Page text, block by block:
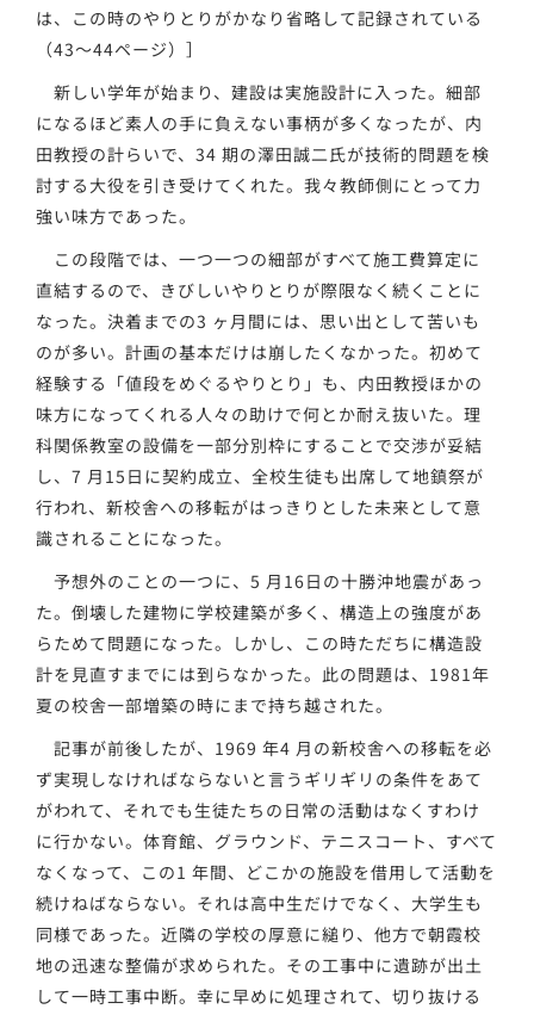
は、この時のやりとりがかなり省略して記録されている
（43～44ページ）］
新しい学年が始まり、建設は実施設計に入った。細部
になるほど素人の手に負えない事柄が多くなったが、内
田教授の計らいで、34 期の澤田誠二氏が技術的問題を検
討する大役を引き受けてくれた。我々教師側にとって力
強い味方であった。
この段階では、一つ一つの細部がすべて施工費算定に
直結するので、きびしいやりとりが際限なく続くことに
なった。決着までの3 ヶ月間には、思い出として苦いも
のが多い。計画の基本だけは崩したくなかった。初めて
経験する「値段をめぐるやりとり」も、内田教授ほかの
味方になってくれる人々の助けで何とか耐え抜いた。理
科関係教室の設備を一部分別枠にすることで交渉が妥結
し、7 月15日に契約成立、全校生徒も出席して地鎮祭が
行われ、新校舎への移転がはっきりとした未来として意
識されることになった。
予想外のことの一つに、5 月16日の十勝沖地震があっ
た。倒壊した建物に学校建築が多く、構造上の強度があ
らためて問題になった。しかし、この時ただちに構造設
計を見直すまでには到らなかった。此の問題は、1981年
夏の校舎一部増築の時にまで持ち越された。
記事が前後したが、1969 年4 月の新校舎への移転を必
ず実現しなければならないと言うギリギリの条件をあて
がわれて、それでも生徒たちの日常の活動はなくすわけ
に行かない。体育館、グラウンド、テニスコート、すべて
なくなって、この1 年間、どこかの施設を借用して活動を
続けねばならない。それは高中生だけでなく、大学生も
同様であった。近隣の学校の厚意に縋り、他方で朝霞校
地の迅速な整備が求められた。その工事中に遺跡が出土
して一時工事中断。幸に早めに処理されて、切り抜ける